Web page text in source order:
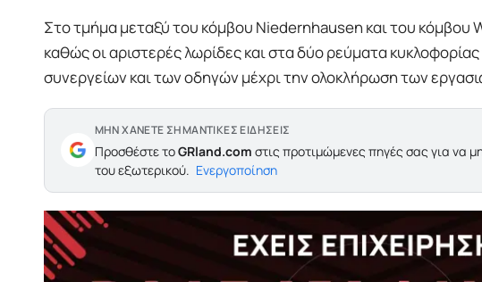
Στο τμήμα μεταξύ του κόμβου Niedernhausen και του κόμβου
καθώς οι αριστερές λωρίδες και στα δύο ρεύματα
συνεργείων και των οδηγών μέχρι την ολοκλήρωση των
ΜΗΝ ΧΑΝΕΤΕ ΣΗΜΑΝΤΙΚΕΣ ΕΙΔΗΣΕΙΣ
Προσθέστε τοGRland.com στις προτιμώμενες πηγές σας για να
του εξωτερικού. Ενεργοποίηση